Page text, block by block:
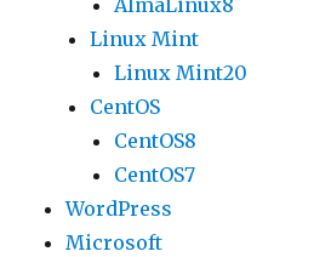
AlmaLinux8
Linux Mint
Linux Mint20
CentOS
CentOS8
CentOS7
WordPress
Microsoft